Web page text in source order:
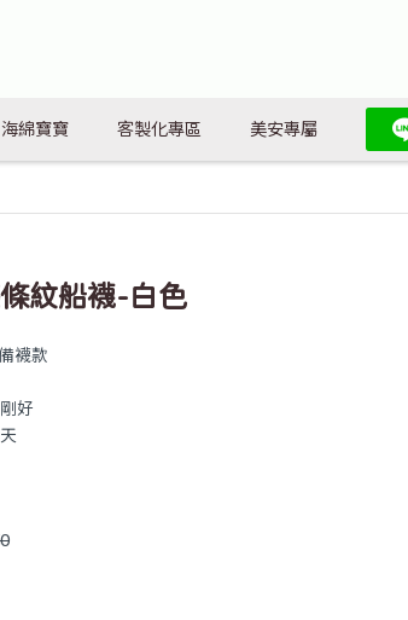
綿寶寶 客製化專區 美安專屬
條紋船襪-白色
襪款
好